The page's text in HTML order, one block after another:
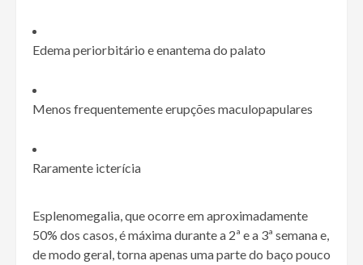
Edema periorbitário e enantema do palato
Menos frequentemente erupções maculopapulares
Raramente icterícia
Esplenomegalia, que ocorre em aproximadamente
50% dos casos, é máxima durante a 2ª e a 3ª semana e,
de modo geral, torna apenas uma parte do baço pouco